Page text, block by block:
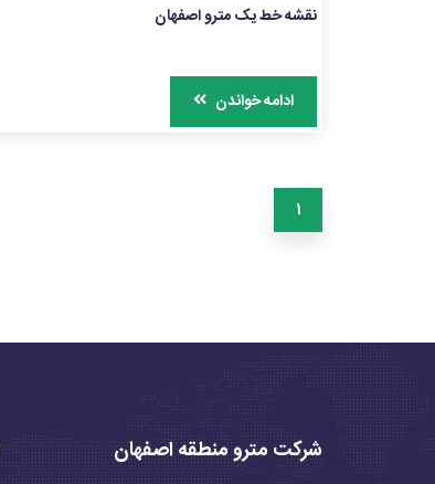
نقشه خط یک مترو اصفهان
ادامه خواندن
1
شرکت مترو منطقه اصفهان